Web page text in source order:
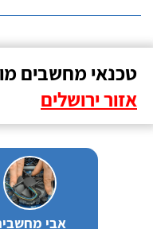
טכנאי מחשבים
אזור ירושלים
אבי